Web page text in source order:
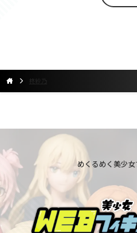
柊紗乃
めくるめく美少